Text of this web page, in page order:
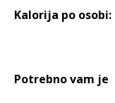
Kalorija po osobi:
Potrebno vam je